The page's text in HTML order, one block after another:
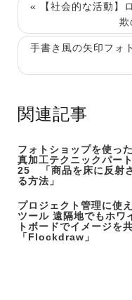
« 【社会的な活動】
欺
手書き風の矢印フォ
関連記事
フォトショップを使っ
真加工テクニックパート
25 「商品を床に反射
る方法」
プロジェクト管理に使
ツール 遠隔地でもホワ
トボードでイメージを
「Flockdraw」